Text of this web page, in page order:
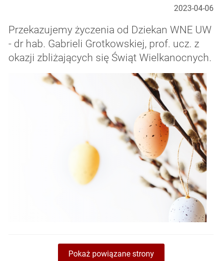
2023-04-06
Przekazujemy życzenia od Dziekan WNE UW
- dr hab. Gabrieli Grotkowskiej, prof. ucz. z
okazji zbliżających się Świąt Wielkanocnych.
Pokaż powiązane strony